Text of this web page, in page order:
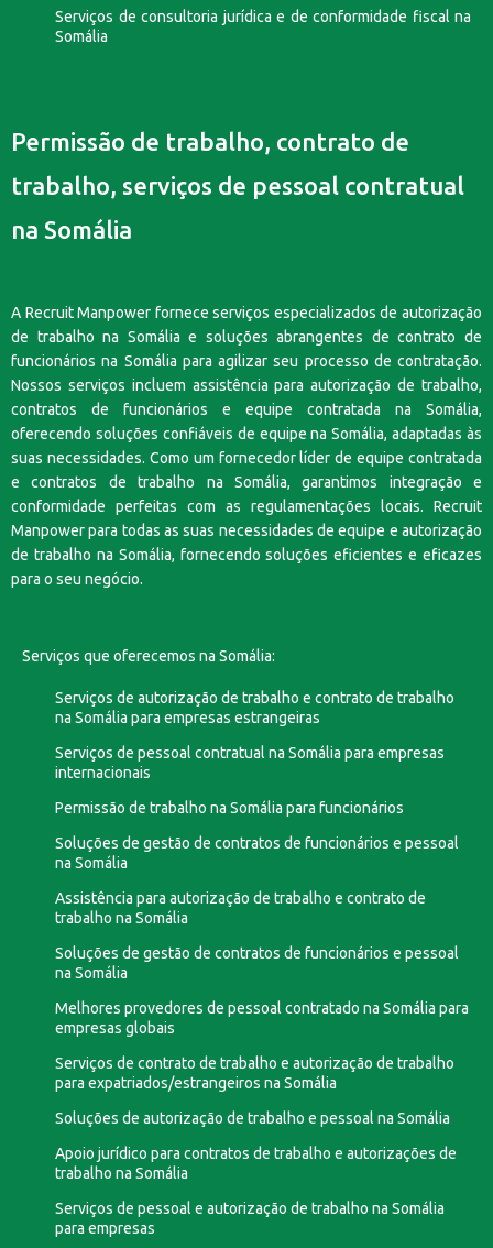
Serviços de consultoria jurídica e de conformidade fiscal na
Somália
Permissão de trabalho, contrato de
trabalho, serviços de pessoal contratual
na Somália
A Recruit Manpower fornece serviços especializados de autorização
de trabalho na Somália e soluções abrangentes de contrato de
funcionários na Somália para agilizar seu processo de contratação.
Nossos serviços incluem assistência para autorização de trabalho,
contratos de funcionários e equipe contratada na Somália,
oferecendo soluções confiáveis de equipe na Somália, adaptadas às
suas necessidades. Como um fornecedor líder de equipe contratada
e contratos de trabalho na Somália, garantimos integração e
conformidade perfeitas com as regulamentações locais. Recruit
Manpower para todas as suas necessidades de equipe e autorização
de trabalho na Somália, fornecendo soluções eficientes e eficazes
para o seu negócio.
Serviços que oferecemos na Somália:
Serviços de autorização de trabalho e contrato de trabalho
na Somália para empresas estrangeiras
Serviços de pessoal contratual na Somália para empresas
internacionais
Permissão de trabalho na Somália para funcionários
Soluções de gestão de contratos de funcionários e pessoal
na Somália
Assistência para autorização de trabalho e contrato de
trabalho na Somália
Soluções de gestão de contratos de funcionários e pessoal
na Somália
Melhores provedores de pessoal contratado na Somália para
empresas globais
Serviços de contrato de trabalho e autorização de trabalho
para expatriados/estrangeiros na Somália
Soluções de autorização de trabalho e pessoal na Somália
Apoio jurídico para contratos de trabalho e autorizações de
trabalho na Somália
Serviços de pessoal e autorização de trabalho na Somália
para empresas